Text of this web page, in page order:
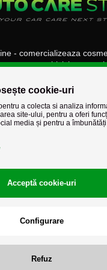
- comercializeaza
moto, atv, biciclete,
890 cookie-uri
a colecta si analiza
site-ului, pentru a oferi
media și pentru a îmbunătăți
Acceptă cookie-uri
Configurare
Refuz